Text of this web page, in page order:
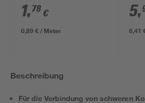
1,78 €
0,89 € / Meter
634
5,
6,41
Beschreibung
Für die Verbindung von schweren